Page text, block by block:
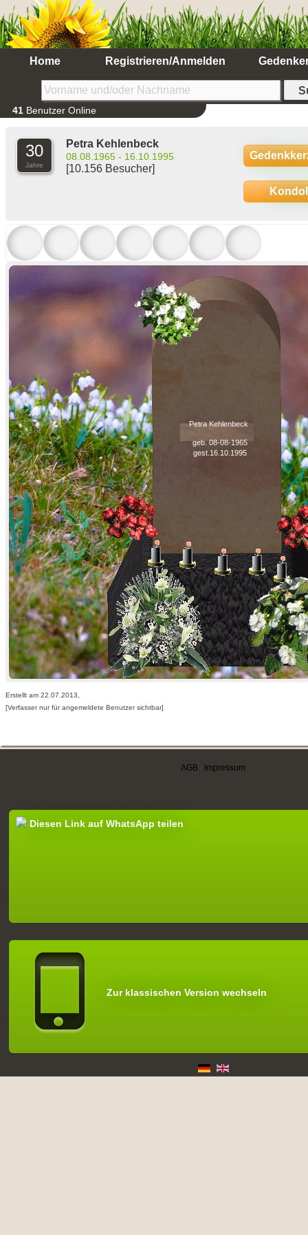
Home Registrieren/Anmelden
41 Benutzer Online
30
Jahre
Petra Kehlenbeck
08.08.1965 - 16.10.1995
[10.156 Besucher]
geb. 08-08-1965
gest.16.10.1995
Petra Kehlenbeck
Erstellt am 22.07.2013,
[Verfasser nur für angemeldete Benutzer sichtbar]
AGB Impressum
Diesen Link auf WhatsApp teilen
Zur klassischen Version wechseln